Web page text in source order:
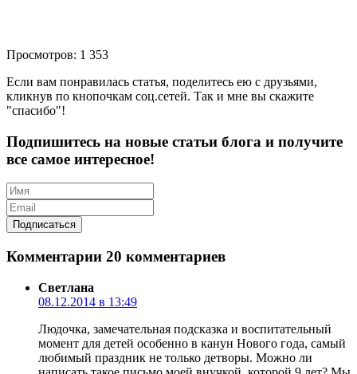
Просмотров: 1 353
Если вам понравилась статья, поделитесь ею с друзьями,
кликнув по кнопочкам соц.сетей. Так и мне вы скажите
"спасибо"!
Подпишитесь на новые статьи блога и получите
все самое интересное!
Комментарии 20 комментариев
Светлана
08.12.2014 в 13:49
Людочка, замечательная подсказка и воспитательный
момент для детей особенно в канун Нового года, самый
любимый праздник не только детворы. Можно ли